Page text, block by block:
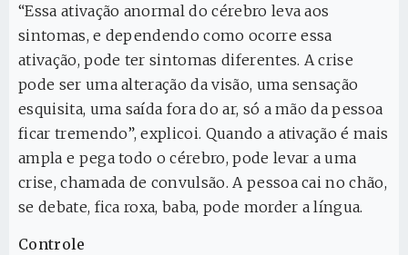
“Essa ativação anormal do cérebro leva aos
sintomas, e dependendo como ocorre essa
ativação, pode ter sintomas diferentes. A crise
pode ser uma alteração da visão, uma sensação
esquisita, uma saída fora do ar, só a mão da pessoa
ficar tremendo”, explicoi. Quando a ativação é mais
ampla e pega todo o cérebro, pode levar a uma
crise, chamada de convulsão. A pessoa cai no chão,
se debate, fica roxa, baba, pode morder a língua.
Controle